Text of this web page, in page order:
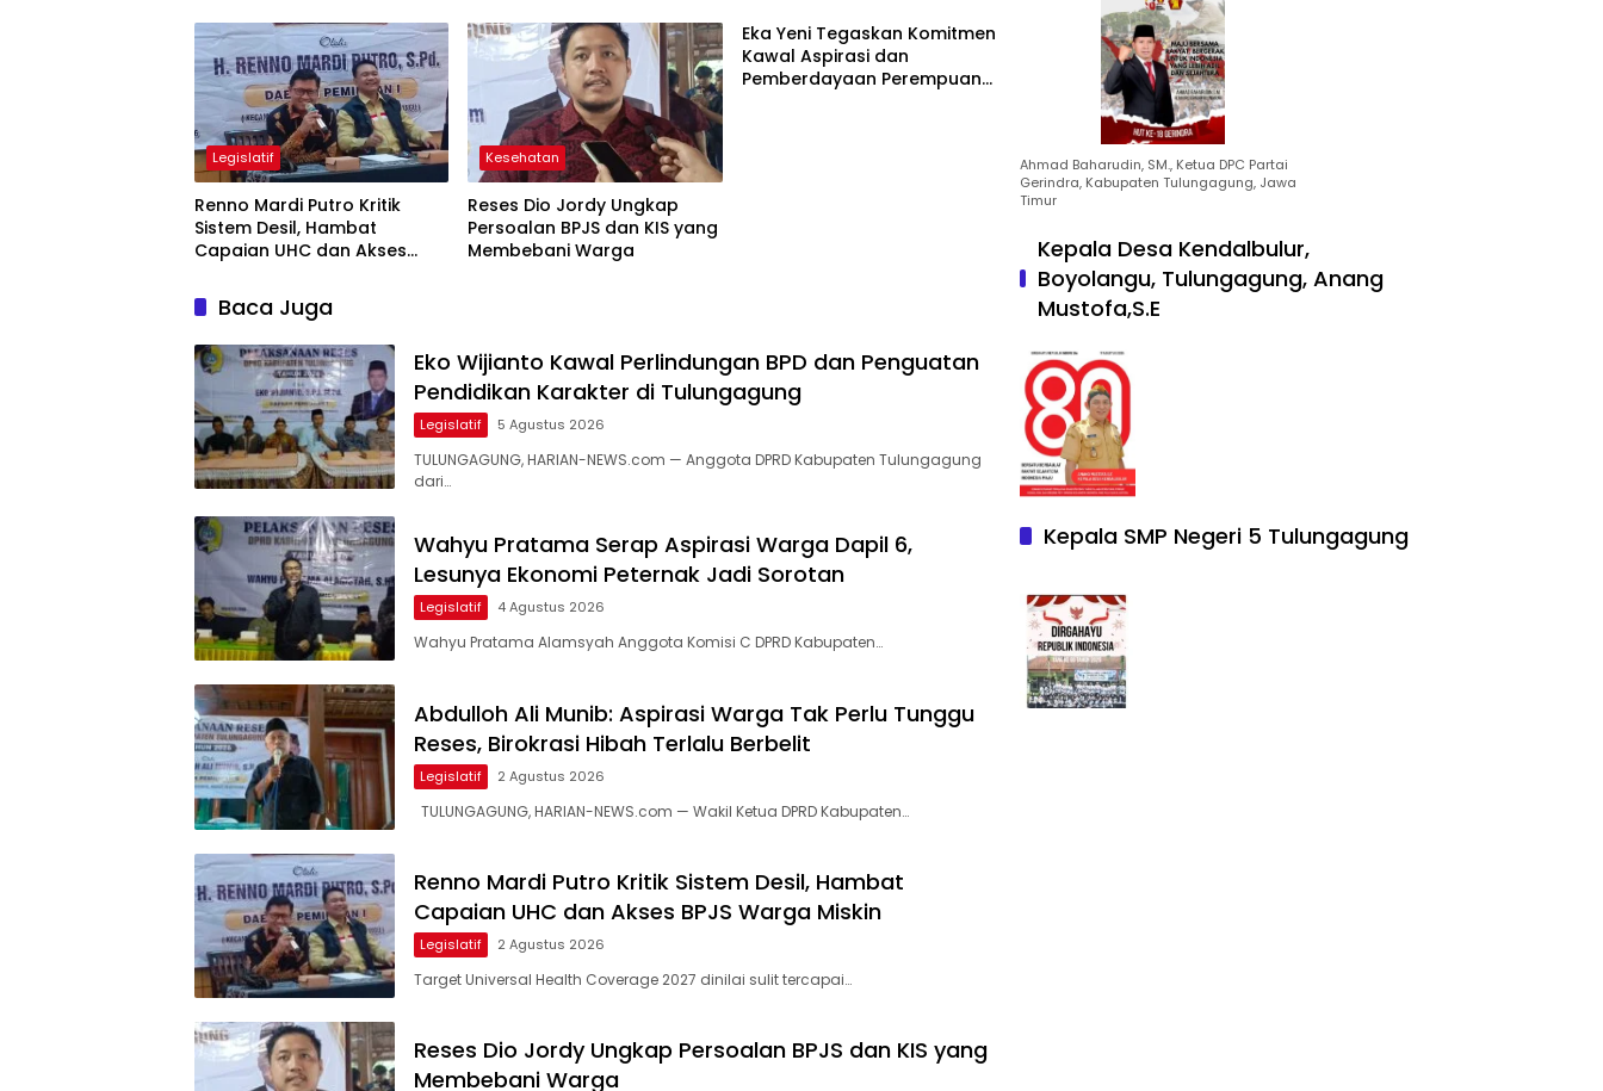
Legislatif
Renno Mardi Putro Kritik
Sistem Desil, Hambat
Capaian UHC dan Akses
Kesehatan
Reses Dio Jordy Ungkap
Persoalan BPJS dan KIS yang
Membebani Warga
Eka Yeni Tegaskan Komitmen
Kawal Aspirasi dan
Pemberdayaan Perempuan
Baca Juga
Eko Wijianto Kawal Perlindungan BPD dan Penguatan
Pendidikan Karakter di Tulungagung
Legislatif 5 Agustus 2026
TULUNGAGUNG, HARIAN-NEWS.com — Anggota DPRD Kabupaten Tulungagung
dari…
Wahyu Pratama Serap Aspirasi Warga Dapil 6,
Lesunya Ekonomi Peternak Jadi Sorotan
Legislatif 4 Agustus 2026
Wahyu Pratama Alamsyah Anggota Komisi C DPRD Kabupaten…
Abdulloh Ali Munib: Aspirasi Warga Tak Perlu Tunggu
Reses, Birokrasi Hibah Terlalu Berbelit
Legislatif 2 Agustus 2026
TULUNGAGUNG, HARIAN-NEWS.com — Wakil Ketua DPRD Kabupaten…
Renno Mardi Putro Kritik Sistem Desil, Hambat
Capaian UHC dan Akses BPJS Warga Miskin
Legislatif 2 Agustus 2026
Target Universal Health Coverage 2027 dinilai sulit tercapai…
Reses Dio Jordy Ungkap Persoalan BPJS dan KIS yang
Membebani Warga
Ahmad Baharudin, SM., Ketua DPC Partai
Gerindra, Kabupaten Tulungagung, Jawa
Timur
Kepala Desa Kendalbulur,
Boyolangu, Tulungagung, Anang
Mustofa,S.E
Kepala SMP Negeri 5 Tulungagung